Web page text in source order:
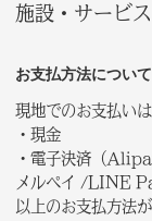
施設・サービ
お支払方法について
現地でのお支払いは
・現金
・電子決済（
メルペイ /LINE
以上のお支払方法